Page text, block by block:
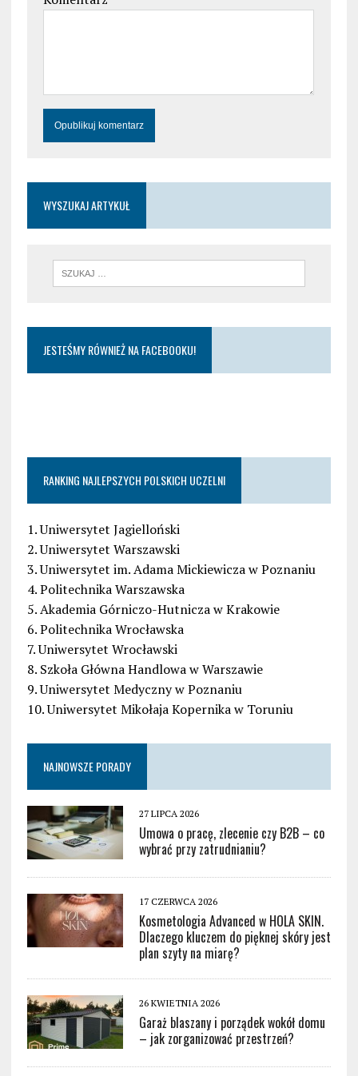
WYSZUKAJ ARTYKUŁ
JESTEŚMY RÓWNIEŻ NA FACEBOOKU!
RANKING NAJLEPSZYCH POLSKICH UCZELNI
1. Uniwersytet Jagielloński
2. Uniwersytet Warszawski
3. Uniwersytet im. Adama Mickiewicza w Poznaniu
4. Politechnika Warszawska
5. Akademia Górniczo-Hutnicza w Krakowie
6. Politechnika Wrocławska
7. Uniwersytet Wrocławski
8. Szkoła Główna Handlowa w Warszawie
9. Uniwersytet Medyczny w Poznaniu
10. Uniwersytet Mikołaja Kopernika w Toruniu
NAJNOWSZE PORADY
27 LIPCA 2026
Umowa o pracę, zlecenie czy B2B – co
wybrać przy zatrudnianiu?
17 CZERWCA 2026
Kosmetologia Advanced w HOLA SKIN.
Dlaczego kluczem do pięknej skóry jest
plan szyty na miarę?
26 KWIETNIA 2026
Garaż blaszany i porządek wokół domu
– jak zorganizować przestrzeń?